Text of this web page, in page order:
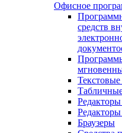
Офисное
средств
Браузеры